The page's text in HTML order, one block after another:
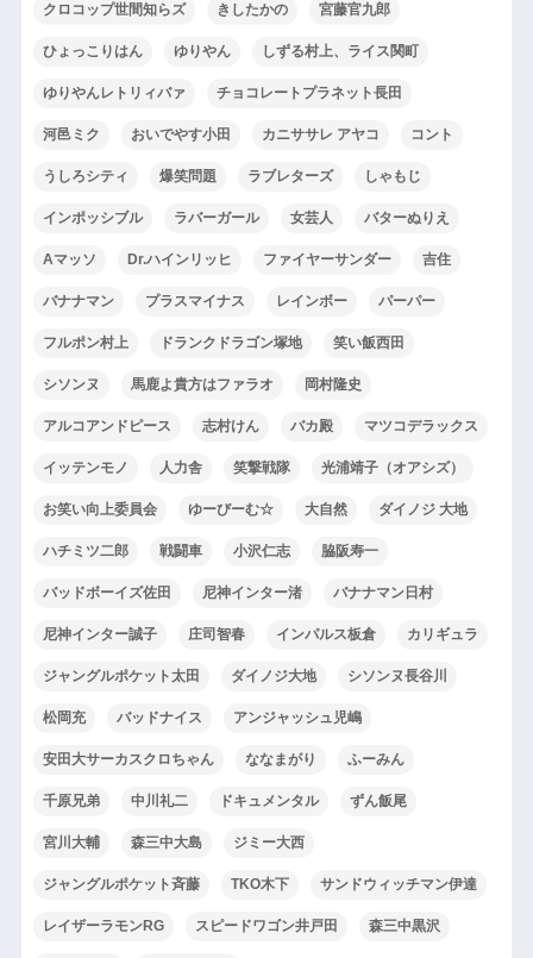
クロコップ世間知らズ きしたかの 宮藤官九郎
ひょっこりはん ゆりやん しずる村上、ライス関町
ゆりやんレトリィバァ チョコレートプラネット長田
河邑ミク おいでやす小田 カニササレ アヤコ コント
うしろシティ 爆笑問題 ラブレターズ しゃもじ
インポッシブル ラバーガール 女芸人 バターぬりえ
Aマッソ Dr.ハインリッヒ ファイヤーサンダー 吉住
バナナマン プラスマイナス レインボー パーパー
フルポン村上 ドランクドラゴン塚地 笑い飯西田
シソンヌ 馬鹿よ貴方はファラオ 岡村隆史
アルコアンドピース 志村けん バカ殿 マツコデラックス
イッテンモノ 人力舎 笑撃戦隊 光浦靖子（オアシズ）
お笑い向上委員会 ゆーびーむ☆ 大自然 ダイノジ 大地
ハチミツ二郎 戦闘車 小沢仁志 脇阪寿一
バッドボーイズ佐田 尼神インター渚 バナナマン日村
尼神インター誠子 庄司智春 インパルス板倉 カリギュラ
ジャングルポケット太田 ダイノジ大地 シソンヌ長谷川
松岡充 バッドナイス アンジャッシュ児嶋
安田大サーカスクロちゃん ななまがり ふーみん
千原兄弟 中川礼二 ドキュメンタル ずん飯尾
宮川大輔 森三中大島 ジミー大西
ジャングルポケット斉藤 TKO木下 サンドウィッチマン伊達
レイザーラモンRG スピードワゴン井戸田 森三中黒沢